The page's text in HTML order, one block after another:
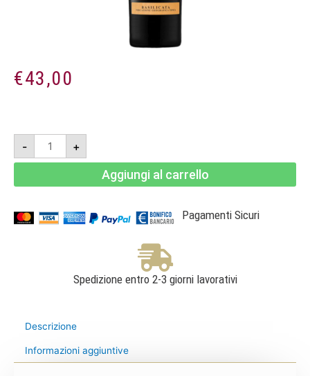
€43,00
-
La
Parcella
2017
-
Cantine
del
Notaio
+
Aggiungi al carrello
Pagamenti Sicuri
Spedizione entro 2-3 giorni lavorativi
Descrizione
Informazioni aggiuntive